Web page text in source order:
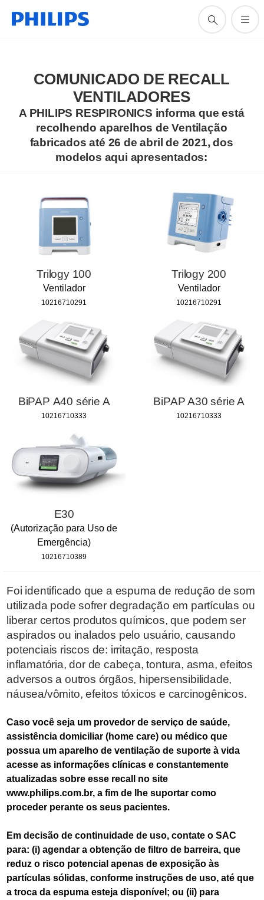
COMUNICADO DE RECALL
VENTILADORES
A PHILIPS RESPIRONICS informa que está
recolhendo aparelhos de Ventilação
fabricados até 26 de abril de 2021, dos
modelos aqui apresentados:
Trilogy 100
Ventilador
10216710291
Trilogy 200
Ventilador
10216710291
BiPAP A40 série A
10216710333
BiPAP A30 série A
10216710333
E30
(Autorização para Uso de
Emergência)
10216710389
Foi identificado que a espuma de redução de som
utilizada pode sofrer degradação em partículas ou
liberar certos produtos químicos, que podem ser
aspirados ou inalados pelo usuário, causando
potenciais riscos de: irritação, resposta
inflamatória, dor de cabeça, tontura, asma, efeitos
adversos a outros órgãos, hipersensibilidade,
náusea/vômito, efeitos tóxicos e carcinogênicos.
Caso você seja um provedor de serviço de saúde,
assistência domiciliar (home care) ou médico que
possua um aparelho de ventilação de suporte à vida
acesse as informações clínicas e constantemente
atualizadas sobre esse recall no site
www.philips.com.br, a fim de lhe suportar como
proceder perante os seus pacientes.
Em decisão de continuidade de uso, contate o SAC
para: (i) agendar a obtenção de filtro de barreira, que
reduz o risco potencial apenas de exposição às
partículas sólidas, conforme instruções de uso, até que
a troca da espuma esteja disponível; ou (ii) para